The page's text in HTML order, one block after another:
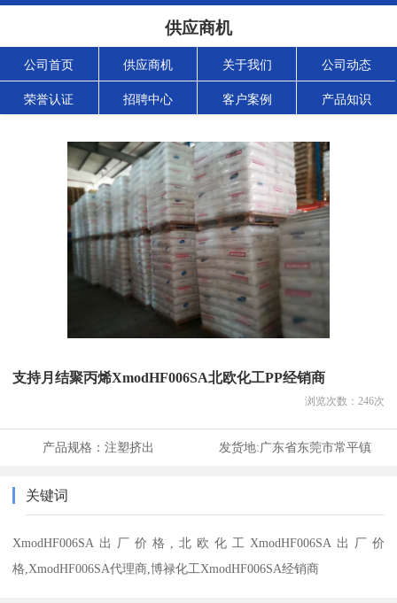
供应商机
公司首页 供应商机 关于我们 公司动态
荣誉认证 招聘中心 客户案例 产品知识
支持月结聚丙烯XmodHF006SA北欧化工PP经销商
浏览次数： 246次
产品规格： 注塑挤出 发货地:广东省东莞市常平镇
关键词
XmodHF006SA出厂价格,北欧化工XmodHF006SA出厂价
格,XmodHF006SA代理商,博禄化工XmodHF006SA经销商